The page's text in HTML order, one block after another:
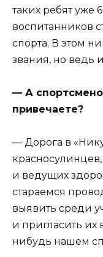
таких ребят уже
воспитанников
спорта. В этом
звания, но ведь
— А
привечаете?
— Дорога в
и ведущих
стараемся
выявить среди
и пригласить их
нибудь нашем